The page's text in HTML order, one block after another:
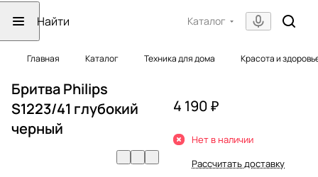
Каталог
Главная Каталог Техника для дома Красота и
Бритва Philips
S1223/41 глубокий
черный
4 190 ₽
Нет в наличии
Рассчитать доставку